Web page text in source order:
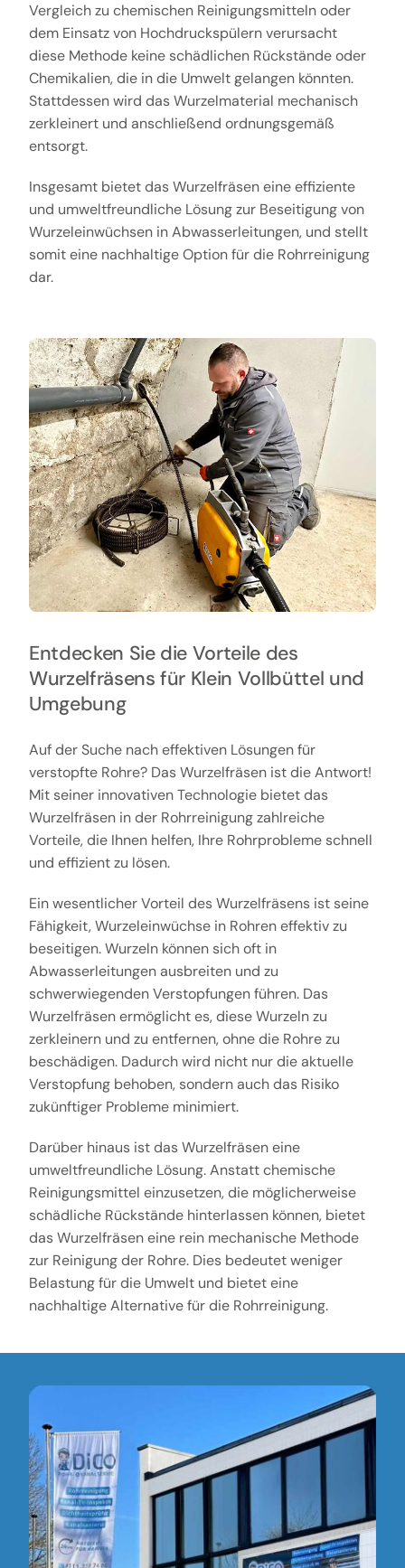
Vergleich zu chemischen Reinigungsmitteln oder
dem Einsatz von Hochdruckspülern verursacht
diese Methode keine schädlichen Rückstände oder
Chemikalien, die in die Umwelt gelangen könnten.
Stattdessen wird das Wurzelmaterial mechanisch
zerkleinert und anschließend ordnungsgemäß
entsorgt.
Insgesamt bietet das Wurzelfräsen eine effiziente
und umweltfreundliche Lösung zur Beseitigung von
Wurzeleinwüchsen in Abwasserleitungen, und stellt
somit eine nachhaltige Option für die Rohrreinigung
dar.
Entdecken Sie die Vorteile des
Wurzelfräsens für Klein Vollbüttel und
Umgebung
Auf der Suche nach effektiven Lösungen für
verstopfte Rohre? Das Wurzelfräsen ist die Antwort!
Mit seiner innovativen Technologie bietet das
Wurzelfräsen in der Rohrreinigung zahlreiche
Vorteile, die Ihnen helfen, Ihre Rohrprobleme schnell
und effizient zu lösen.
Ein wesentlicher Vorteil des Wurzelfräsens ist seine
Fähigkeit, Wurzeleinwüchse in Rohren effektiv zu
beseitigen. Wurzeln können sich oft in
Abwasserleitungen ausbreiten und zu
schwerwiegenden Verstopfungen führen. Das
Wurzelfräsen ermöglicht es, diese Wurzeln zu
zerkleinern und zu entfernen, ohne die Rohre zu
beschädigen. Dadurch wird nicht nur die aktuelle
Verstopfung behoben, sondern auch das Risiko
zukünftiger Probleme minimiert.
Darüber hinaus ist das Wurzelfräsen eine
umweltfreundliche Lösung. Anstatt chemische
Reinigungsmittel einzusetzen, die möglicherweise
schädliche Rückstände hinterlassen können, bietet
das Wurzelfräsen eine rein mechanische Methode
zur Reinigung der Rohre. Dies bedeutet weniger
Belastung für die Umwelt und bietet eine
nachhaltige Alternative für die Rohrreinigung.